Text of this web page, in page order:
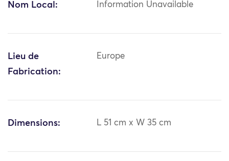
Nom Local: Information Unavailable
Lieu de
Fabrication:
Europe
Dimensions: L 51 cm x W 35 cm